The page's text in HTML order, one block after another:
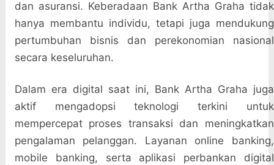
dan asuransi. Keberadaan Bank Artha Graha tidak
hanya membantu individu, tetapi juga mendukung
pertumbuhan bisnis dan perekonomian nasional
secara keseluruhan.
Dalam era digital saat ini, Bank Artha Graha juga
aktif mengadopsi teknologi terkini untuk
mempercepat proses transaksi dan meningkatkan
pengalaman pelanggan. Layanan online banking,
mobile banking, serta aplikasi perbankan digital